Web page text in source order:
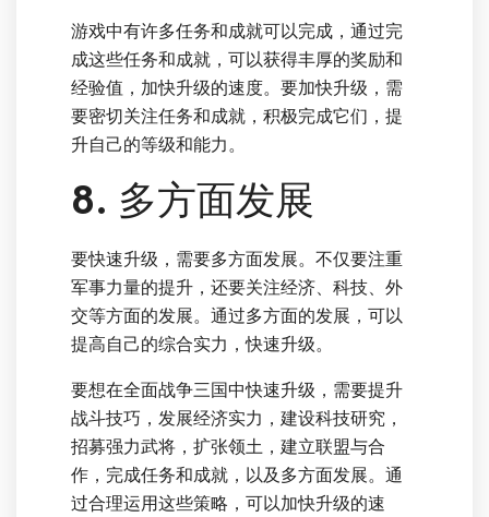
游戏中有许多任务和成就可以完成，通过完
成这些任务和成就，可以获得丰厚的奖励和
经验值，加快升级的速度。要加快升级，需
要密切关注任务和成就，积极完成它们，提
升自己的等级和能力。
8. 多方面发展
要快速升级，需要多方面发展。不仅要注重
军事力量的提升，还要关注经济、科技、外
交等方面的发展。通过多方面的发展，可以
提高自己的综合实力，快速升级。
要想在全面战争三国中快速升级，需要提升
战斗技巧，发展经济实力，建设科技研究，
招募强力武将，扩张领土，建立联盟与合
作，完成任务和成就，以及多方面发展。通
过合理运用这些策略，可以加快升级的速